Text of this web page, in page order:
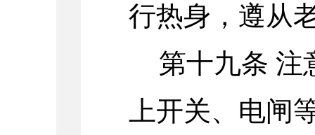
行热身，遵从
第十九条 注
上开关、电闸